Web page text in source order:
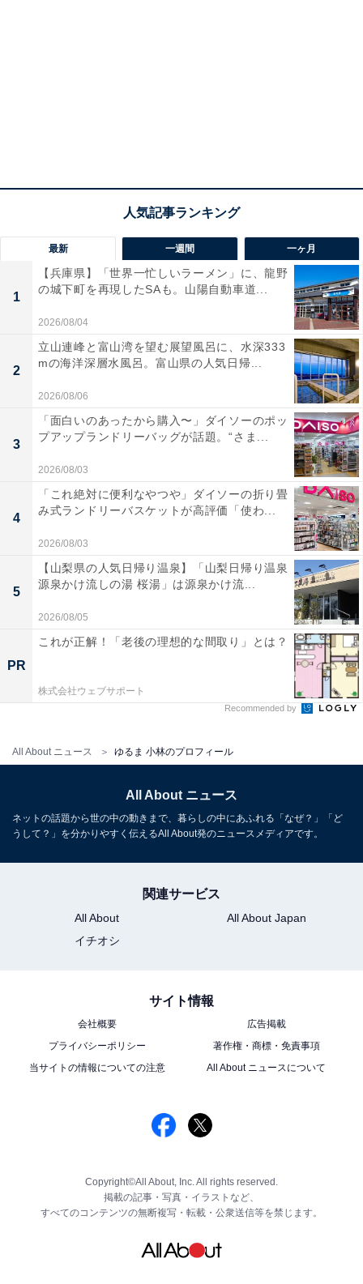
All About ニュース ゆるま 小林のプロフィール
最新 一週間 一ヶ月
1
【兵庫県】「世界一忙しいラーメン」に、龍野
の城下町を再現したSAも。山陽自動車道...
2026/08/04
2
立山連峰と富山湾を望む展望風呂に、水深333
mの海洋深層水風呂。富山県の人気日帰...
2026/08/06
3
「面白いのあったから購入〜」ダイソーのポッ
プアップランドリーバッグが話題。“さま...
2026/08/03
4
「これ絶対に便利なやつや」ダイソーの折り畳
み式ランドリーバスケットが高評価「使わ...
2026/08/03
5
【山梨県の人気日帰り温泉】「山梨日帰り温泉
源泉かけ流しの湯 桜湯」は源泉かけ流...
2026/08/05
PR
これが正解！「老後の理想的な間取り」とは？
株式会社ウェブサポート
Recommended by
All About ニュース
ネットの話題から世の中の動きまで、暮らしの中にあふれる「なぜ？」「ど
うして？」を分かりやすく伝えるAll About発のニュースメディアです。
関連サービス
All About
All About Japan
イチオシ
サイト情報
会社概要
広告掲載
プライバシーポリシー
著作権・商標・免責事項
当サイトの情報についての注意
All About ニュースについて
Copyright©All About, Inc. All rights reserved.
掲載の記事・写真・イラストなど、
すべてのコンテンツの無断複写・転載・公衆送信等を禁じます。